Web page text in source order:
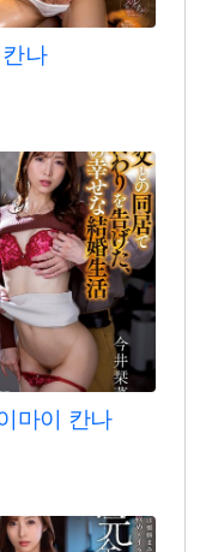
나
마이 칸나